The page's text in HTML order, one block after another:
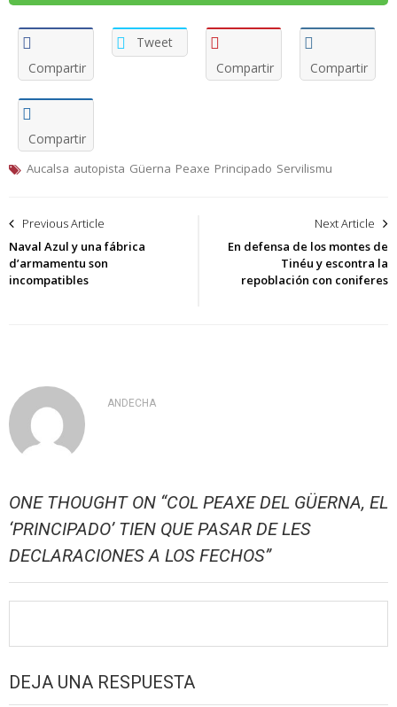
Compartir
Tweet
Compartir
Compartir
Compartir
Aucalsa autopista Güerna Peaxe Principado Servilismu
Navegación
de
entradas
Previous Article
Naval Azul y una fábrica
d’armamentu son
incompatibles
Next Article
En defensa de los montes de
Tinéu y escontra la
repoblación con coniferes
ANDECHA
ONE THOUGHT ON “COL PEAXE DEL GÜERNA, EL
‘PRINCIPADO’ TIEN QUE PASAR DE LES
DECLARACIONES A LOS FECHOS”
DEJA UNA RESPUESTA